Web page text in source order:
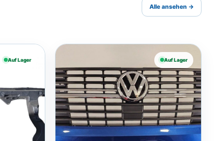
Alle ansehen →
Auf Lager Auf Lager